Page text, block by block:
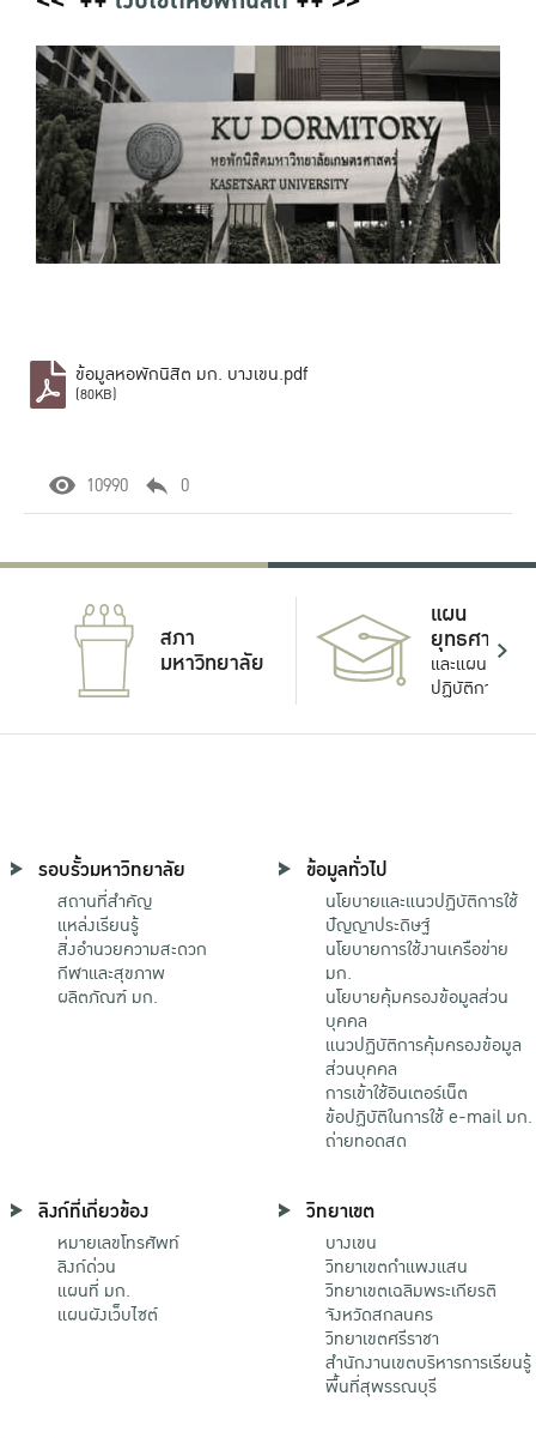
ข้อมูลหอพักนิสิต มก. บางเขน.pdf
(80KB)
10990 0
สภา
มหาวิทยาลัย
แผน
ยุทธศาสตร์
และแผน
ปฏิบัติการ
รอบรั้วมหาวิทยาลัย
สถานที่สำคัญ
แหล่งเรียนรู้
สิ่งอำนวยความสะดวก
กีฬาและสุขภาพ
ผลิตภัณฑ์ มก.
ข้อมูลทั่วไป
นโยบายและแนวปฏิบัติการใช้
ปัญญาประดิษฐ์
นโยบายการใช้งานเครือข่าย
มก.
นโยบายคุ้มครองข้อมูลส่วน
บุคคล
แนวปฏิบัติการคุ้มครองข้อมูล
ส่วนบุคคล
การเข้าใช้อินเตอร์เน็ต
ข้อปฏิบัติในการใช้ e-mail มก.
ถ่ายทอดสด
ลิงก์ที่เกี่ยวข้อง
หมายเลขโทรศัพท์
ลิงก์ด่วน
แผนที่ มก.
แผนผังเว็บไซต์
วิทยาเขต
บางเขน
วิทยาเขตกําแพงแสน
วิทยาเขตเฉลิมพระเกียรติ
จังหวัดสกลนคร
วิทยาเขตศรีราชา
สำนักงานเขตบริหารการเรียนรู้
พื้นที่สุพรรณบุรี